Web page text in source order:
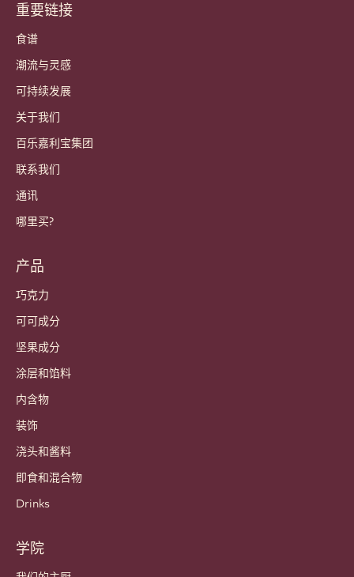
Footer
Callebaut
重要链接
食谱
潮流与灵感
可持续发展
关于我们
百乐嘉利宝集团
联系我们
通讯
哪里买?
产品
巧克力
可可成分
坚果成分
涂层和馅料
内含物
装饰
浇头和酱料
即食和混合物
Drinks
学院